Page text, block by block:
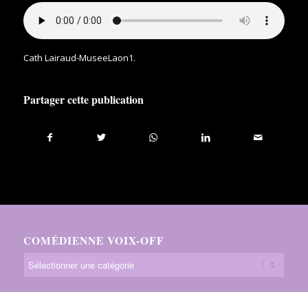
Cath Lairaud-MuseeLaon1.
Partager cette publication
COMÉDIENNE VOIX-OFF